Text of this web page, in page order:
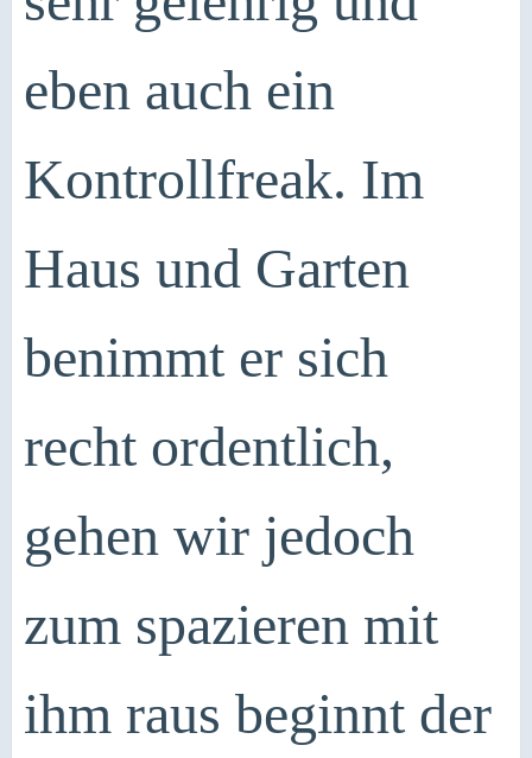
eben auch ein
Kontrollfreak. Im
Haus und Garten
benimmt er sich
recht ordentlich,
gehen wir jedoch
zum spazieren mit
ihm raus beginnt der